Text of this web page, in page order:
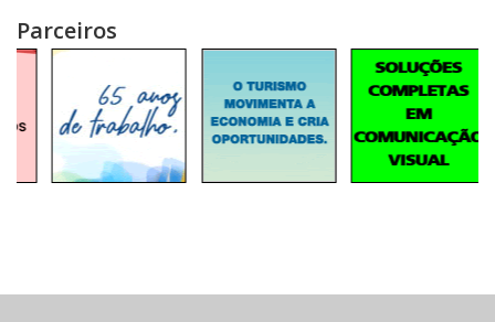
Parceiros